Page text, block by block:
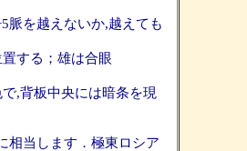
を越えないか,越えても
する；雄は合眼
,背板中央には暗条を現
相当します．極東ロシア